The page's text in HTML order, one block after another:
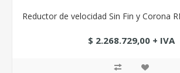
Reductor de velocidad Sin Fin y Corona
$ 2.268.729,00 + IVA